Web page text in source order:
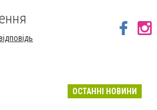
ОСТАННІ НОВИНИ